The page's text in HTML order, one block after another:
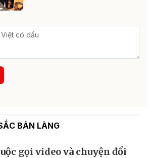
BẢN LÀNG
gọi video và chuyện đổi